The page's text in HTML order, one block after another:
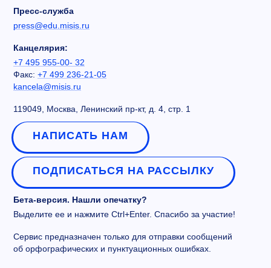
Пресс-служба
press@edu.misis.ru
Канцелярия:
+7 495 955-00- 32
Факс: +7 499 236-21-05
kancela@misis.ru
119049, Москва, Ленинский пр-кт, д. 4, стр. 1
НАПИСАТЬ НАМ
ПОДПИСАТЬСЯ НА РАССЫЛКУ
Бета-версия. Нашли опечатку?
Выделите ее и нажмите Ctrl+Enter. Спасибо за участие!
Сервис предназначен только для отправки сообщений
об орфографических и пунктуационных ошибках.